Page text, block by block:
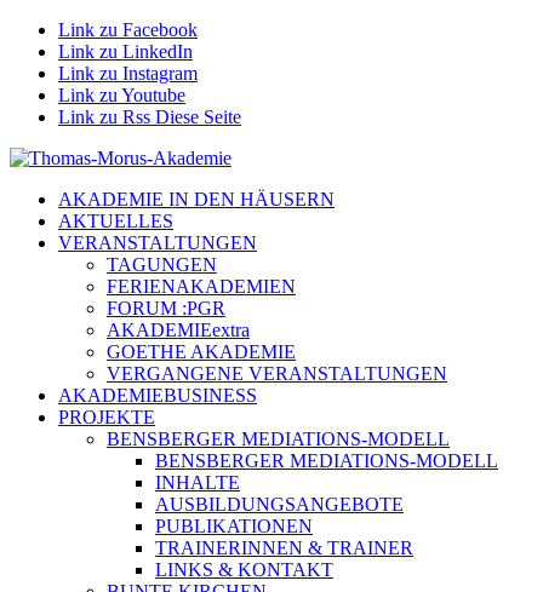
Link zu Facebook
Link zu LinkedIn
Link zu Instagram
Link zu Youtube
Link zu Rss Diese Seite
AKADEMIE IN DEN HÄUSERN
AKTUELLES
VERANSTALTUNGEN
TAGUNGEN
FERIENAKADEMIEN
FORUM :PGR
AKADEMIEextra
GOETHE AKADEMIE
VERGANGENE VERANSTALTUNGEN
AKADEMIEBUSINESS
PROJEKTE
BENSBERGER MEDIATIONS-MODELL
BENSBERGER MEDIATIONS-MODELL
INHALTE
AUSBILDUNGSANGEBOTE
PUBLIKATIONEN
TRAINERINNEN & TRAINER
LINKS & KONTAKT